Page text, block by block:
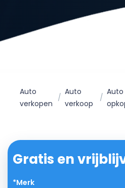
Auto
verkopen
Auto
verkoop
Auto
Gratis en
*Merk